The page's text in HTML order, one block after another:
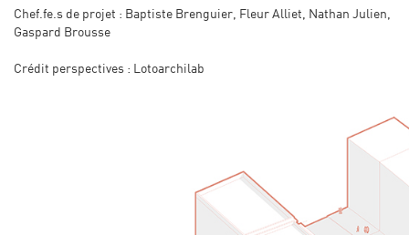
Chef.fe.s de projet : Baptiste Brenguier, Fleur Alliet, Nathan Julien,
Gaspard Brousse
Crédit perspectives : Lotoarchilab